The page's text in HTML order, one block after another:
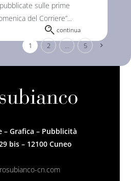
sulle prime
del Corriere”...
continua
1 2 … 5
– Grafica – Pubblicità
bis – 12100 Cuneo
cn.com